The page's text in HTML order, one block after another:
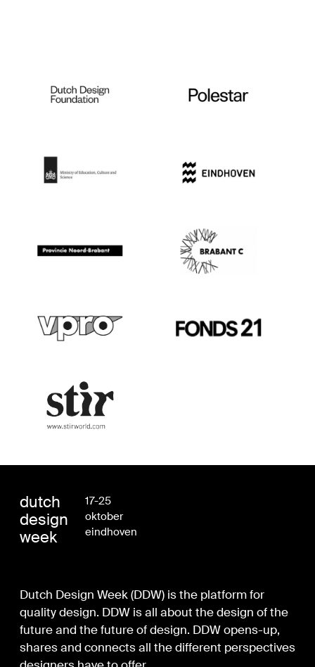
dutch
design
week
17-25
oktober
eindhoven
Dutch Design Week (DDW) is the platform for
quality design. DDW is all about the design of the
future and the future of design. DDW opens-up,
shares and connects all the different perspectives